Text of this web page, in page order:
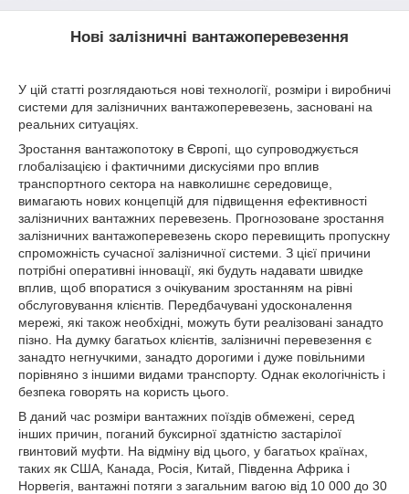
Нові залізничні вантажоперевезення
У цій статті розглядаються нові технології, розміри і виробничі
системи для залізничних вантажоперевезень, засновані на
реальних ситуаціях.
Зростання вантажопотоку в Європі, що супроводжується
глобалізацією і фактичними дискусіями про вплив
транспортного сектора на навколишнє середовище,
вимагають нових концепцій для підвищення ефективності
залізничних вантажних перевезень. Прогнозоване зростання
залізничних вантажоперевезень скоро перевищить пропускну
спроможність сучасної залізничної системи. З цієї причини
потрібні оперативні інновації, які будуть надавати швидке
вплив, щоб впоратися з очікуваним зростанням на рівні
обслуговування клієнтів. Передбачувані удосконалення
мережі, які також необхідні, можуть бути реалізовані занадто
пізно. На думку багатьох клієнтів, залізничні перевезення є
занадто негнучкими, занадто дорогими і дуже повільними
порівняно з іншими видами транспорту. Однак екологічність і
безпека говорять на користь цього.
В даний час розміри вантажних поїздів обмежені, серед
інших причин, поганий буксирної здатністю застарілої
гвинтовий муфти. На відміну від цього, у багатьох країнах,
таких як США, Канада, Росія, Китай, Південна Африка і
Норвегія, вантажні потяги з загальним вагою від 10 000 до 30